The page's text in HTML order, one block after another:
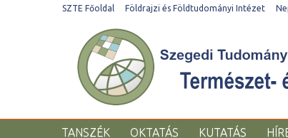
SZTE Főoldal Földrajzi és Földtudományi Intézet
TANSZÉK OKTATÁS KUTATÁS